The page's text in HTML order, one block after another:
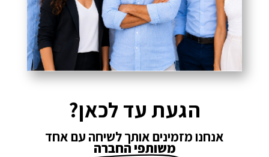
הגעת עד לכאן?
אנחנו מזמינים אותך לשיחה עם אחד
משותפי החברה